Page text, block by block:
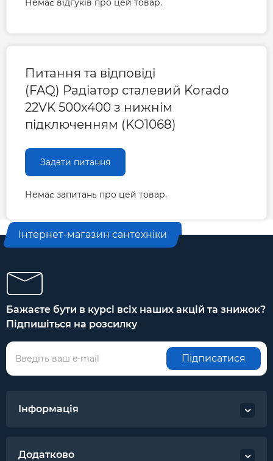
Гарантія
Гарантія виробника, міс
Немає відгуків про цей товар.
Питання та відповіді
(FAQ) Радіатор сталевий Korado
22VK 500x400 з нижнім
підключенням (KO1068)
Задати питання
Немає запитань про цей товар.
Інтернет-магазин сантехніки
Бажаєте бути в курсі всіх наших акцій та знижок?
Підпишіться на розсилку
Підписатися
Інформація
Додатково